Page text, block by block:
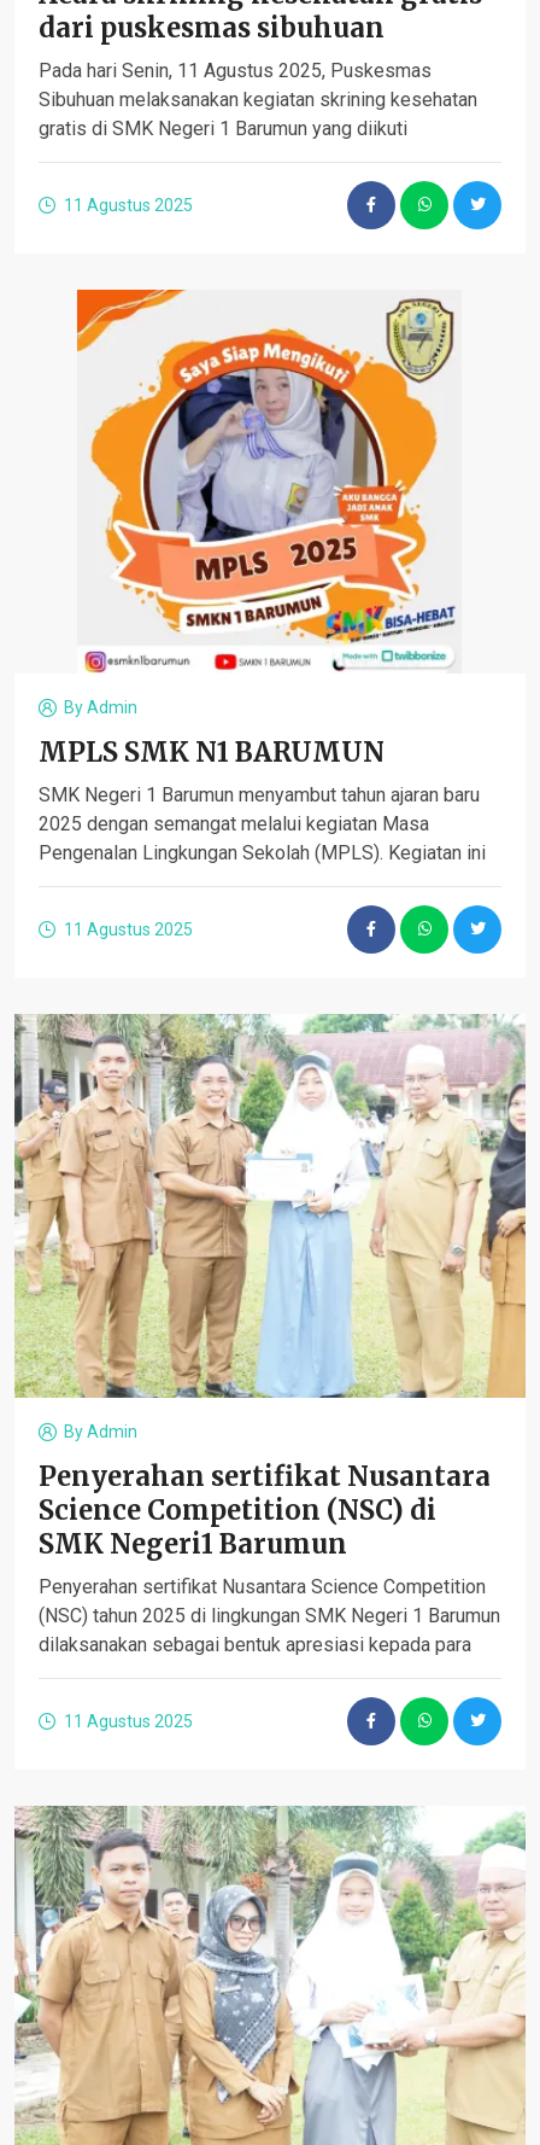
dari puskesmas sibuhuan
Pada hari Senin, 11 Agustus 2025, Puskesmas
Sibuhuan melaksanakan kegiatan skrining kesehatan
gratis di SMK Negeri 1 Barumun yang diikuti
11 Agustus 2025
ByAdmin
MPLS SMK N1 BARUMUN
SMK Negeri 1 Barumun menyambut tahun ajaran baru
2025 dengan semangat melalui kegiatan Masa
Pengenalan Lingkungan Sekolah (MPLS). Kegiatan ini
11 Agustus 2025
ByAdmin
Penyerahan sertifikat Nusantara
Science Competition (NSC) di
SMK Negeri1 Barumun
Penyerahan sertifikat Nusantara Science Competition
(NSC) tahun 2025 di lingkungan SMK Negeri 1 Barumun
dilaksanakan sebagai bentuk apresiasi kepada para
11 Agustus 2025